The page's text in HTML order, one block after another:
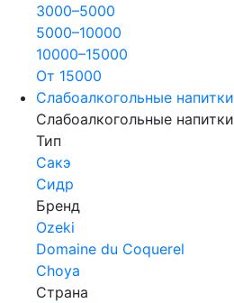
3000–5000
5000–10000
10000–15000
От 15000
Слабоалкогольные напитки
Слабоалкогольные напитки
Тип
Сакэ
Сидр
Бренд
Ozeki
Domaine du Coquerel
Choya
Страна